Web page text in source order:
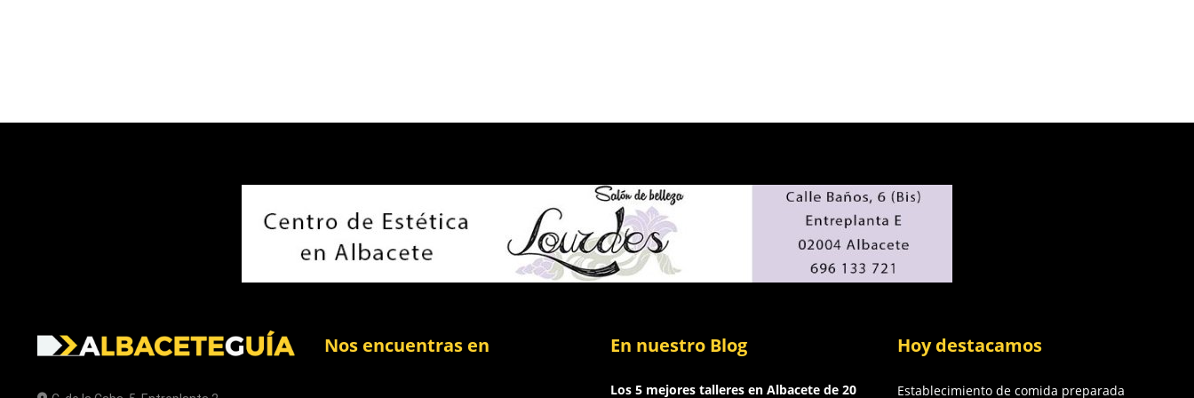
Nos encuentras en En nuestro Blog
Los 5 mejores talleres en Albacete de 20
Hoy destacamos
Establecimiento de comida preparada